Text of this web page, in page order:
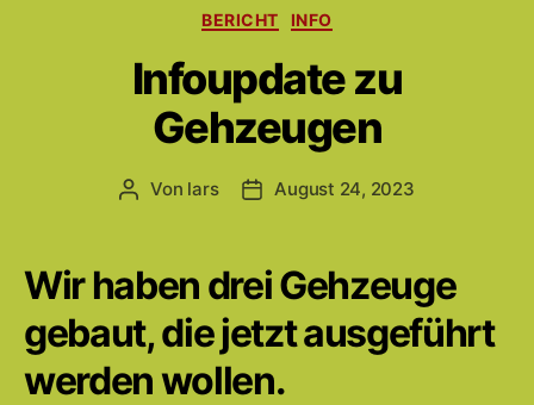
Kategorien
BERICHT INFO
Infoupdate zu
Gehzeugen
Beitragsautor
Von lars Beitragsdatum
August 24, 2023
Wir haben drei Gehzeuge
gebaut, die jetzt ausgeführt
werden wollen.